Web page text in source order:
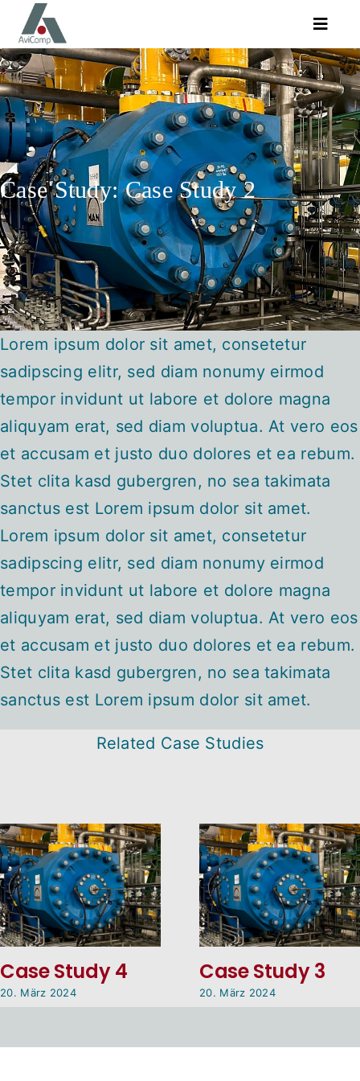
Zum
Inhalt
springen
Toggle
Kompetenzen
Produkte
AviComp
Karriere
Suche
nach:
Case Study: Case Study 2
Lorem ipsum dolor sit amet, consetetur
sadipscing elitr, sed diam nonumy eirmod
tempor invidunt ut labore et dolore magna
aliquyam erat, sed diam voluptua. At vero eos
et accusam et justo duo dolores et ea rebum.
Stet clita kasd gubergren, no sea takimata
sanctus est Lorem ipsum dolor sit amet.
Lorem ipsum dolor sit amet, consetetur
sadipscing elitr, sed diam nonumy eirmod
tempor invidunt ut labore et dolore magna
aliquyam erat, sed diam voluptua. At vero eos
et accusam et justo duo dolores et ea rebum.
Stet clita kasd gubergren, no sea takimata
sanctus est Lorem ipsum dolor sit amet.
Related Case Studies
Case Study 4
20. März 2024
Case Study 3
20. März 2024